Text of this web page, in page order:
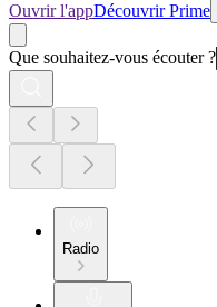
Ouvrir l'appDécouvrir Prime
Que souhaitez-vous écouter ?
Radio